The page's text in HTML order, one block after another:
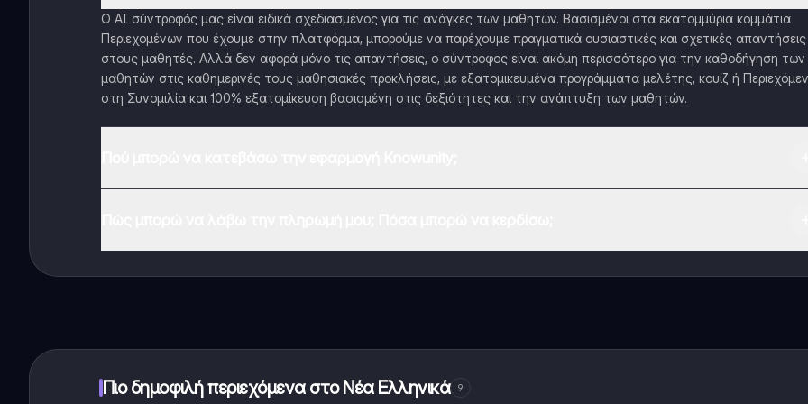
Ο AI σύντροφός μας είναι ειδικά σχεδιασμένος για τις ανάγκες των μαθητών. Βασισμένοι στα εκατομμύρια κομμάτια
Περιεχομένων που έχουμε στην πλατφόρμα, μπορούμε να παρέχουμε πραγματικά ουσιαστικές και σχετικές απαντήσεις
στους μαθητές. Αλλά δεν αφορά μόνο τις απαντήσεις, ο σύντροφος είναι ακόμη περισσότερο για την καθοδήγηση των
μαθητών στις καθημερινές τους μαθησιακές προκλήσεις, με εξατομικευμένα προγράμματα μελέτης, κουίζ ή
στη Συνομιλία και 100% εξατομίκευση βασισμένη στις δεξιότητες και την ανάπτυξη των μαθητών.
λειτουργίες της εφαρμογής, μπορείτε να αγοράσετε το Knowunity Pro.
Πιο δημοφιλή περιεχόμενα στο Νέα Ελληνικά 9